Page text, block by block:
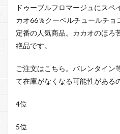
ドゥーブルフロマージュにスペ
カオ66％クーベルチュールチョ
定番の人気商品。カカオのほろ
絶品です。
ご注文はこちら。バレンタイン
て在庫がなくなる可能性がある
4位
5位